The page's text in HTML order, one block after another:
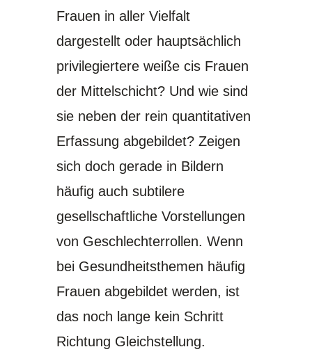
Frauen in aller Vielfalt
dargestellt oder hauptsächlich
privilegiertere weiße cis Frauen
der Mittelschicht? Und wie sind
sie neben der rein quantitativen
Erfassung abgebildet? Zeigen
sich doch gerade in Bildern
häufig auch subtilere
gesellschaftliche Vorstellungen
von Geschlechterrollen. Wenn
bei Gesundheitsthemen häufig
Frauen abgebildet werden, ist
das noch lange kein Schritt
Richtung Gleichstellung.